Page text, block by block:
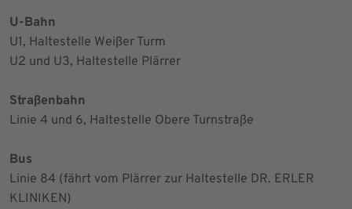
U-Bahn
U1, Haltestelle Weißer Turm
U2 und U3, Haltestelle Plärrer
Straßenbahn
Linie 4 und 6, Haltestelle Obere Turnstraße
Bus
Linie 84 (fährt vom Plärrer zur Haltestelle DR. ERLER
KLINIKEN)